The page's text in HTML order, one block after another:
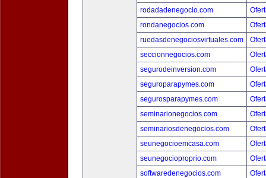
rodadadenegocio.com
rondanegocios.com
ruedasdenegociosvirtuales.com
seccionnegocios.com
segurodeinversion.com
seguroparapymes.com
segurosparapymes.com
seminarionegocios.com
seminariosdenegocios.com
seunegocioemcasa.com
seunegocioproprio.com
softwaredenegocios.com